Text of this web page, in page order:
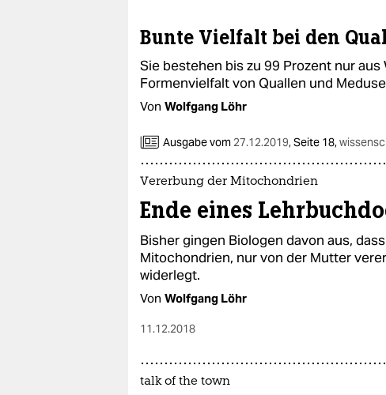
Bunte Vielfalt bei den
Sie bestehen bis zu 99 Prozent nur aus
Formenvielfalt von Quallen und
Von Wolfgang Löhr
Ausgabe vom 27.12.2019,Seite 18,
Vererbung der Mitochondrien
Ende eines
Bisher gingen Biologen davon aus,
Mitochondrien, nur von der Mutter
widerlegt.
Von Wolfgang Löhr
11.12.2018
talk of the town